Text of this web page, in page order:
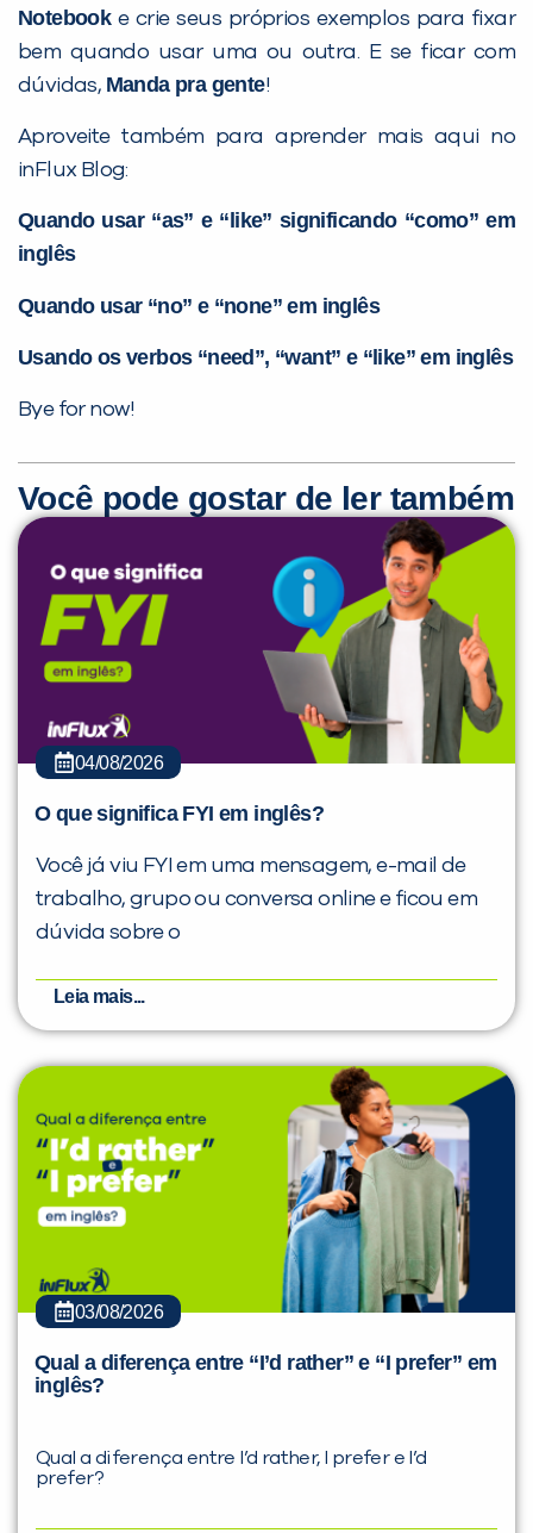
Notebooke crie seus próprios exemplos para fixar
bem quando usar uma ou outra. E se ficar com
dúvidas, Manda pra gente!
Aproveite também para aprender mais aqui no
inFlux Blog:
Quando usar “as” e “like” significando “como” em
inglês
Quando usar “no” e “none” em inglês
Usando os verbos “need”, “want” e “like” em inglês
Bye for now!
Você pode gostar de ler também
04/08/2026
O que significa FYI em inglês?
Você já viu FYI em uma mensagem, e-mail de
trabalho, grupo ou conversa online e ficou em
dúvida sobre o
Leia mais...
03/08/2026
Qual a diferença entre “I’d rather” e “I prefer” em
inglês?
Qual a diferença entre I’d rather, I prefer e I’d
prefer?